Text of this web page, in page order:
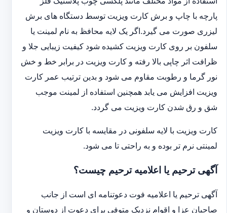
پارچه با چاپ و برش کارت ویزیت توسط دستگاه های برش
لیزری صورت می گیرد.اگر یک لایه محافظ به نام لمینت یا
سلفون بر روی کارت ویزیت کشیده شود کیفیت زیبایی جلا و
ظرافت اثر چاپی بالا رفته و کارت ویزیت در برابر خط و خش
نور گرما و رطوبت مقاوم می شود و بدین ترتیب عمر کارت
ویزیت افزایش می یابد همچنین استفاده از لمینت موجب
شق و رق شدن کارت ویزیت می گردد.
کارت ویزیت با لایه سلفونی در مقایسه با کارت ویزیت
لمینتی نرم تر بوده و به راحتی تا می شود.
آگهی ترحیم یا اعلامیه ترحیم چیست؟
آگهی ترحیم یا اعلامیه فوت دعوتنامه ای است از جانب
صاحبان عزا و اقوام نزدیک متوفی برای دعوت از دوستان و